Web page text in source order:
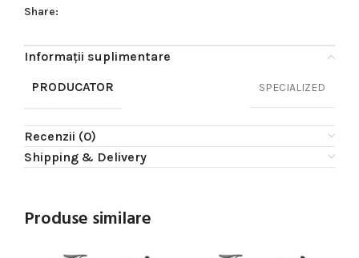
Share:
Informații suplimentare
PRODUCATOR
SPECIALIZED
Recenzii (0)
Shipping & Delivery
Produse similare